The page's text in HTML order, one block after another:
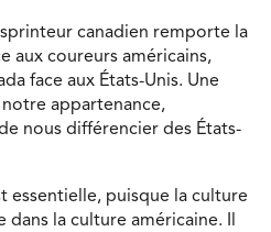
canadien remporte la
aux coureurs américains,
face aux États-Unis. Une
appartenance,
nous différencier des États-
essentielle, puisque la culture
dans la culture américaine. Il